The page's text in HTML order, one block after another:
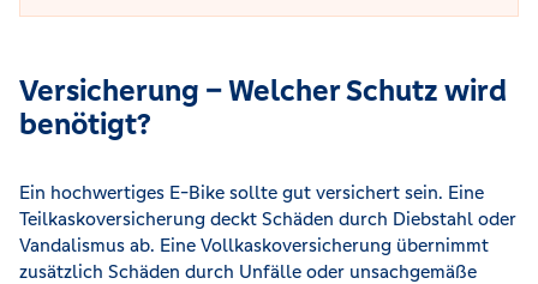
Versicherung – Welcher Schutz wird
benötigt?
Ein hochwertiges E-Bike sollte gut versichert sein. Eine
Teilkaskoversicherung deckt Schäden durch Diebstahl oder
Vandalismus ab. Eine Vollkaskoversicherung übernimmt
zusätzlich Schäden durch Unfälle oder unsachgemäße